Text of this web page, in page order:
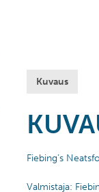
Kuvaus
Fiebing’s
Valmistaja: